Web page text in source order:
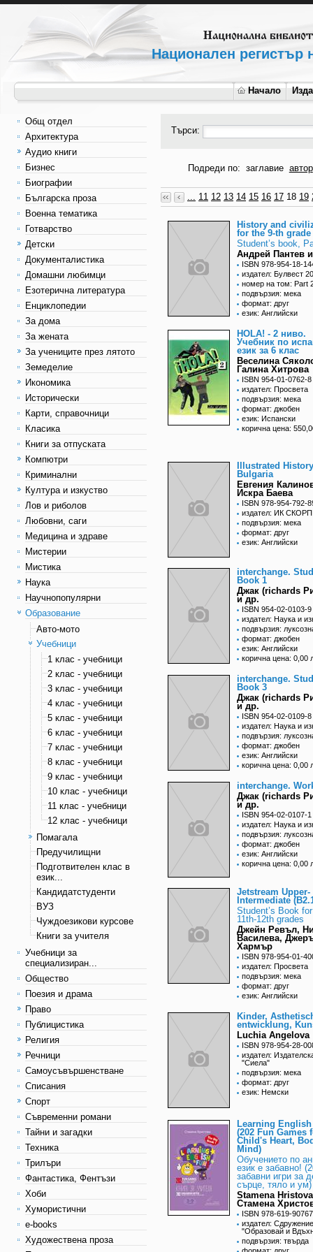
Национален регистър
Начало
Общ отдел
Архитектура
Аудио книги
Бизнес
Биографии
Българска проза
Военна тематика
Готварство
Детски
Документалистика
Домашни любимци
Езотерична литература
Енциклопедии
За дома
За жената
За учениците през лятото
Земеделие
Икономика
Исторически
Карти, справочници
Класика
Книги за отпуската
Компютри
Криминални
Култура и изкуство
Лов и риболов
Любовни, саги
Медицина и здраве
Мистерии
Мистика
Наука
Научнопопулярни
Образование
Авто-мото
Учебници
1 клас - учебници
2 клас - учебници
3 клас - учебници
4 клас - учебници
5 клас - учебници
6 клас - учебници
7 клас - учебници
8 клас - учебници
9 клас - учебници
10 клас - учебници
11 клас - учебници
12 клас - учебници
Помагала
Предучилищни
Подготвителен клас в
език...
Кандидатстуденти
ВУЗ
Чуждоезикови курсове
Книги за учителя
Учебници за
специализиран...
Общество
Поезия и драма
Право
Публицистика
Религия
Речници
Самоусъвършенстване
Списания
Спорт
Съвременни романи
Тайни и загадки
Техника
Трилъри
Фантастика, Фентъзи
Хоби
Хумористични
e-books
Художествена проза
Търси:
Подреди по: заглавие автор
... 11 12 13 14 15 16 17 18 19
History and
for the 9-th grade
Student’s book,
Андрей Пантев
ISBN 978-954-18-
издател: Булвест
номер на том: Part
подвързия: мека
формат: друг
език: Английски
HOLA! - 2 ниво.
Учебник по
език за 6 клас
Веселина
Галина Хитрова
ISBN 954-01-0762-8
издател: Просвета
подвързия: мека
формат: джобен
език: Испански
корична цена:
Illustrated
Bulgaria
Евгения
Искра Баева
ISBN 978-954-792-
издател: ИК
подвързия: мека
формат: друг
език: Английски
interchange.
Book 1
Джак (richards
и др.
ISBN 954-02-0103-9
издател: Наука и
подвързия:
формат: джобен
език: Английски
корична цена: 0,00
interchange.
Book 3
Джак (richards
и др.
ISBN 954-02-0109-8
издател: Наука и
подвързия:
формат: джобен
език: Английски
корична цена: 0,00
interchange.
Джак (richards
и др.
ISBN 954-02-0107-1
издател: Наука и
подвързия:
формат: джобен
език: Английски
корична цена: 0,00
Jetstream Upper-
Intermediate
Student’s Book
11th-12th grades
Джейн Ревъл,
Василева,
Хармър
ISBN 978-954-01-
издател: Просвета
подвързия: мека
формат: друг
език: Английски
Kinder,
entwicklung,
Luchia Angelova
ISBN 978-954-28-
издател:
"Сиела"
подвързия: мека
формат: друг
език: Немски
Learning
(202 Fun Games
Child's Heart,
Mind)
Обучението по
език е забавно!
забавни игри за
сърце, тяло и ум)
Stamena
Стамена
ISBN 978-619-
издател: Сдружение
"Образовай и
подвързия: твърда